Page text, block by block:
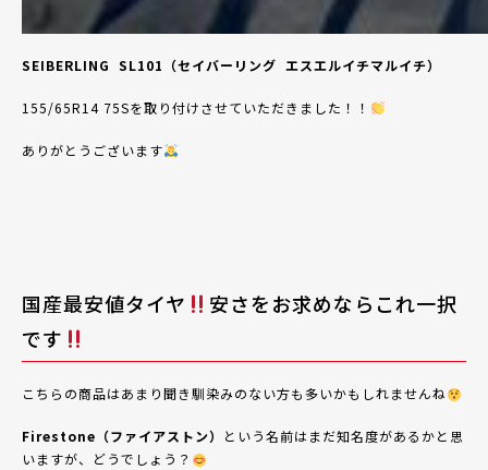
SEIBERLING SL101（セイバーリング エスエルイチマルイチ）
155/65R14 75Sを取り付けさせて いただきました！！
ありがとうございます
国産最安値タイヤ
安さをお求めならこれ一択
です
こちらの商品はあまり聞き馴染みのない方も多いかもしれませんね
Firestone（ファイアストン）
という名前はまだ知名度があるかと思
いますが、どうでしょう？